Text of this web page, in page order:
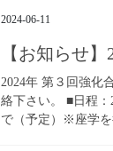
2024-06-11
【お知らせ
2024年 第３回強化
絡下さい。 ■日程
で（予定）※座学